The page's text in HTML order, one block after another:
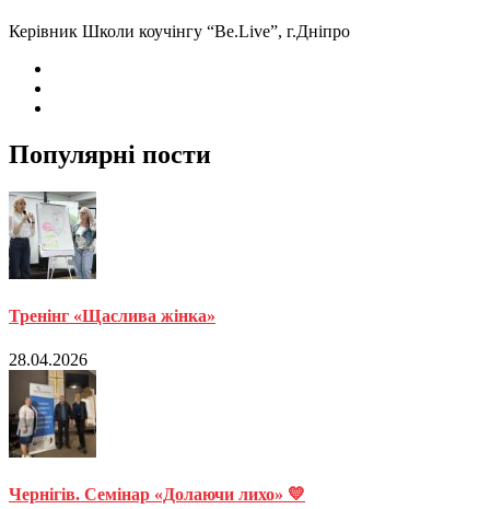
Керівник Школи коучінгу “Be.Live”, г.Дніпро
Популярні пости
Тренінг «Щаслива жінка»
28.04.2026
Чернігів. Семінар «Долаючи лихо» 💛